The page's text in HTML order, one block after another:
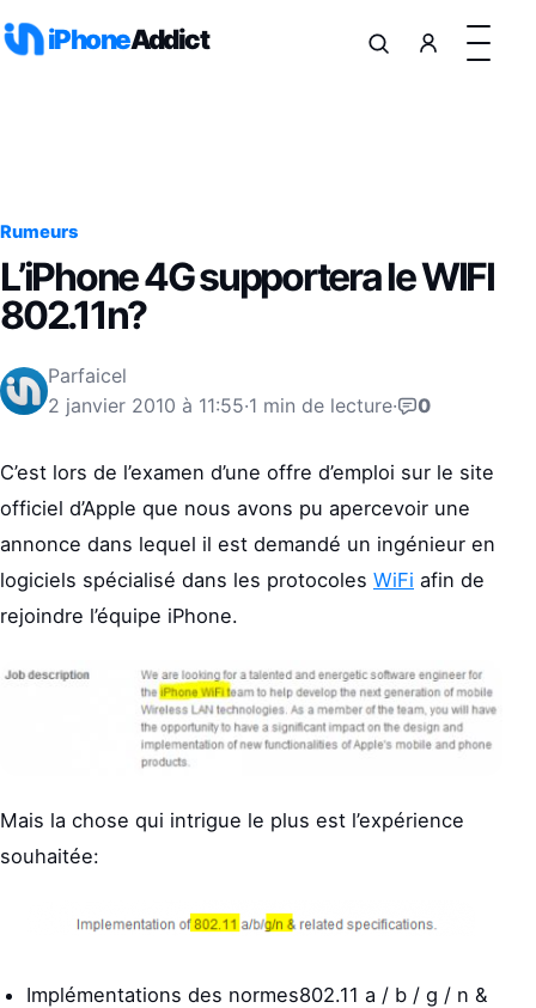
iPhoneAddict
Rumeurs
L’iPhone 4G supportera le WIFI
802.11n?
Parfaicel
2 janvier 2010 à 11:55·1 min de lecture· 0
C’est lors de l’examen d’une offre d’emploi sur le site
officiel d’Apple que nous avons pu apercevoir une
annonce dans lequel il est demandé un ingénieur en
logiciels spécialisé dans les protocoles WiFi afin de
rejoindre l’équipe iPhone.
Mais la chose qui intrigue le plus est l’expérience
souhaitée:
Implémentations des normes802.11 a / b / g / n &